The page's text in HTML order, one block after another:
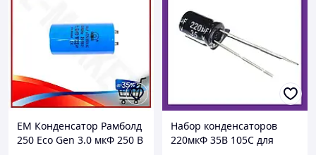
EM Конденсатор Рамболд
250 Eco Gen 3.0 мкФ 250 В
Набор конденсаторов
220мкФ 35В 105C для